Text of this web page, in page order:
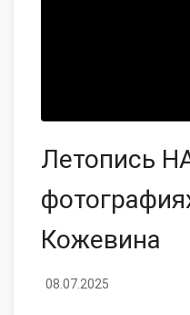
Летопись
Кожевина
08.07.2025